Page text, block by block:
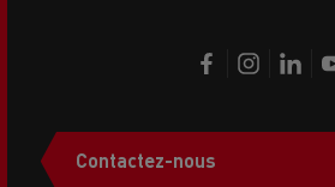
Contactez-nous